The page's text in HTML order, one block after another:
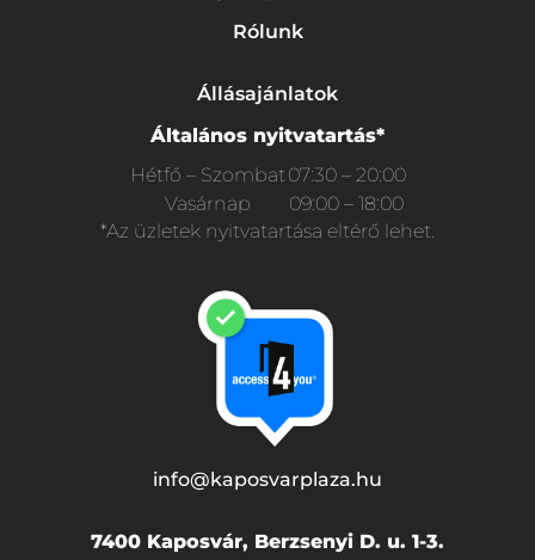
Rólunk
Állásajánlatok
Általános nyitvatartás*
Hétfő – Szombat07:30 – 20:00
Vasárnap
09:00 – 18:00
*Az üzletek nyitvatartása eltérő lehet.
info@kaposvarplaza.hu
7400 Kaposvár, Berzsenyi D. u. 1-3.